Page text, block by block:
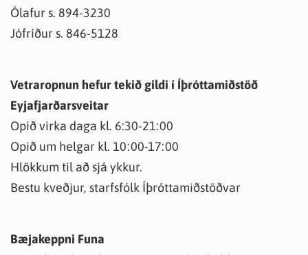
Ólafur s. 894-3230
Jófríður s. 846-5128
Vetraropnun hefur tekið gildi í Íþróttamiðstöð
Eyjafjarðarsveitar
Opið virka daga kl. 6:30-21:00
Opið um helgar kl. 10:00-17:00
Hlökkum til að sjá ykkur.
Bestu kveðjur, starfsfólk Íþróttamiðstöðvar
Bæjakeppni Funa